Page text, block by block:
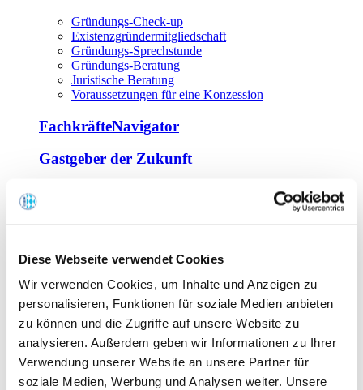
Diese Webseite verwendet Cookies
Wir verwenden Cookies, um Inhalte und Anzeigen zu
personalisieren, Funktionen für soziale Medien anbieten
zu können und die Zugriffe auf unsere Website zu
analysieren. Außerdem geben wir Informationen zu Ihrer
Verwendung unserer Website an unsere Partner für
soziale Medien, Werbung und Analysen weiter. Unsere
Gründungs-Check-up
Existenzgründermitgliedschaft
Gründungs-Sprechstunde
Gründungs-Beratung
Juristische Beratung
Voraussetzungen für eine Konzession
FachkräfteNavigator
Gastgeber der Zukunft
Offene Seminare
Tagen im Palais
Wirte-und Unternehmerbrief
Lernplattform BOUNTI
Partner
Branchennahe Organisationen